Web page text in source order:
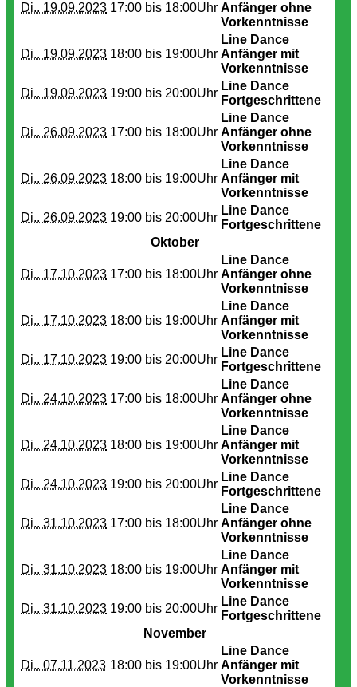
Di.. 19.09.2023 17:00 bis 18:00Uhr Anfänger ohne
Vorkenntnisse
Di.. 19.09.2023 18:00 bis 19:00Uhr
Line Dance
Anfänger mit
Vorkenntnisse
Di.. 19.09.2023 19:00 bis 20:00Uhr
Line Dance
Fortgeschrittene
Di.. 26.09.2023 17:00 bis 18:00Uhr
Line Dance
Anfänger ohne
Vorkenntnisse
Di.. 26.09.2023 18:00 bis 19:00Uhr
Line Dance
Anfänger mit
Vorkenntnisse
Di.. 26.09.2023 19:00 bis 20:00Uhr
Line Dance
Fortgeschrittene
Oktober
Di.. 17.10.2023 17:00 bis 18:00Uhr
Line Dance
Anfänger ohne
Vorkenntnisse
Di.. 17.10.2023 18:00 bis 19:00Uhr
Line Dance
Anfänger mit
Vorkenntnisse
Di.. 17.10.2023 19:00 bis 20:00Uhr
Line Dance
Fortgeschrittene
Di.. 24.10.2023 17:00 bis 18:00Uhr
Line Dance
Anfänger ohne
Vorkenntnisse
Di.. 24.10.2023 18:00 bis 19:00Uhr
Line Dance
Anfänger mit
Vorkenntnisse
Di.. 24.10.2023 19:00 bis 20:00Uhr
Line Dance
Fortgeschrittene
Di.. 31.10.2023 17:00 bis 18:00Uhr
Line Dance
Anfänger ohne
Vorkenntnisse
Di.. 31.10.2023 18:00 bis 19:00Uhr
Line Dance
Anfänger mit
Vorkenntnisse
Di.. 31.10.2023 19:00 bis 20:00Uhr
Line Dance
Fortgeschrittene
November
Di.. 07.11.2023 18:00 bis 19:00Uhr
Line Dance
Anfänger mit
Vorkenntnisse